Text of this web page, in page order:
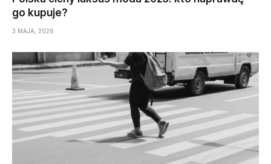
go kupuje?
3 MAJA, 2026